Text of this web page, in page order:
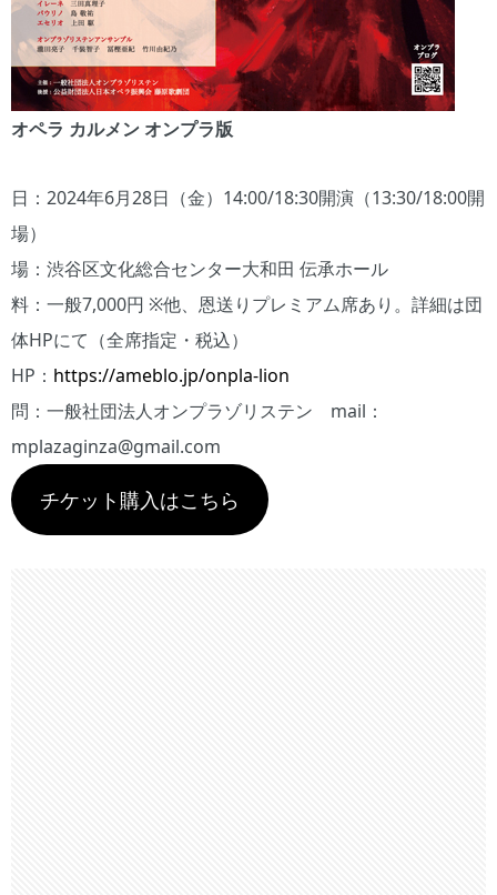
オペラ カルメン オンプラ版
日：2024年6月28日（金）14:00/18:30開演（13:30/18:00開
場）
場：渋谷区文化総合センター大和田 伝承ホール
料：一般7,000円 ※他、恩送りプレミアム席あり。詳細は団
体HPにて（全席指定・税込）
HP： https://ameblo.jp/onpla-lion
問：一般社団法人オンプラゾリステン mail：
mplazaginza@gmail.com
チケット購入はこちら